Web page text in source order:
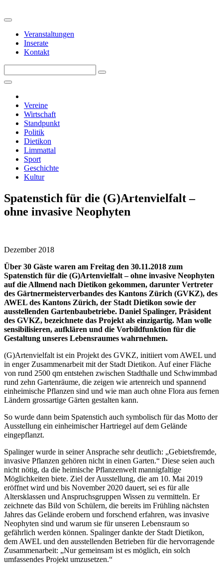
Veranstaltungen
Inserate
Kontakt
Vereine
Wirtschaft
Standpunkt
Politik
Dietikon
Limmattal
Sport
Geschichte
Kultur
Spatenstich für die (G)Artenvielfalt –
ohne invasive Neophyten
Dezember 2018
Über 30 Gäste waren am Freitag den 30.11.2018 zum
Spatenstich für die (G)Artenvielfalt – ohne invasive Neophyten
auf die Allmend nach Dietikon gekommen, darunter Vertreter
des Gärtnermeisterverbandes des Kantons Zürich (GVKZ), des
AWEL des Kantons Zürich, der Stadt Dietikon sowie der
ausstellenden Gartenbaubetriebe. Daniel Spalinger, Präsident
des GVKZ, bezeichnete das Projekt als einzigartig. Man wolle
sensibilisieren, aufklären und die Vorbildfunktion für die
Gestaltung unseres Lebensraumes wahrnehmen.
(G)Artenvielfalt ist ein Projekt des GVKZ, initiiert vom AWEL und
in enger Zusammenarbeit mit der Stadt Dietikon. Auf einer Fläche
von rund 2500 qm entstehen zwischen Stadthalle und Schwimmbad
rund zehn Gartenräume, die zeigen wie artenreich und spannend
einheimische Pflanzen sind und wie man auch ohne Flora aus fernen
Ländern grossartige Gärten gestalten kann.
So wurde dann beim Spatenstich auch symbolisch für das Motto der
Ausstellung ein einheimischer Hartriegel auf dem Gelände
eingepflanzt.
Spalinger wurde in seiner Ansprache sehr deutlich: „Gebietsfremde,
invasive Pflanzen gehören nicht in einen Garten.“ Diese seien auch
nicht nötig, da die heimische Pflanzenwelt mannigfaltige
Möglichkeiten biete. Ziel der Ausstellung, die am 10. Mai 2019
eröffnet wird und bis November 2020 dauert, sei es für alle
Altersklassen und Anspruchsgruppen Wissen zu vermitteln. Er
zeichnete das Bild von Schülern, die bereits im Frühling nächsten
Jahres das Gelände erobern und forschend erfahren, was invasive
Neophyten sind und warum sie für unseren Lebensraum so
gefährlich werden können. Spalinger dankte der Stadt Dietikon,
dem AWEL und den ausstellenden Betrieben für die hervorragende
Zusammenarbeit: „Nur gemeinsam ist es möglich, ein solch
umfassendes Projekt umzusetzen.“